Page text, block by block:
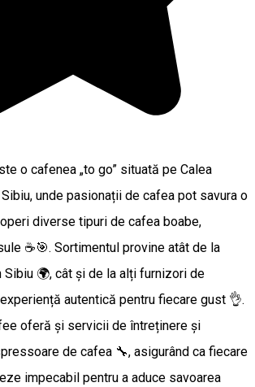
o cafenea „to go” situată pe Calea
unde pasionații de cafea pot savura o
diverse tipuri de cafea boabe,
☕🎯. Sortimentul provine atât de la
🌍, cât și de la alți furnizori de
autentică pentru fiecare gust 👌.
oferă și servicii de întreținere și
de cafea 🔧, asigurând ca fiecare
impecabil pentru a aduce savoarea